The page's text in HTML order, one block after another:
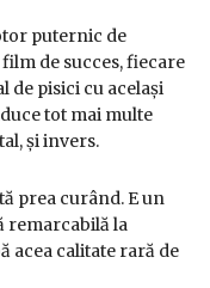
puternic de
de succes, fiecare
de pisici cu același
tot mai multe
și invers.
prea curând. E un
remarcabilă la
acea calitate rară de